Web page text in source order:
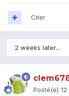
Citer
2 weeks later...
Posté(e)